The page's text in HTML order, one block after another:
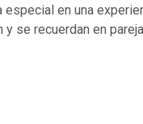
especial en una
se recuerdan en